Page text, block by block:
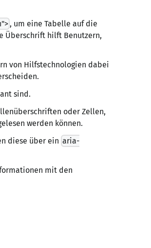
, um eine Tabelle auf die
Überschrift hilft Benutzern,
von Hilfstechnologien dabei
sind.
oder Zellen,
werden können.
diese über ein aria-
mit den